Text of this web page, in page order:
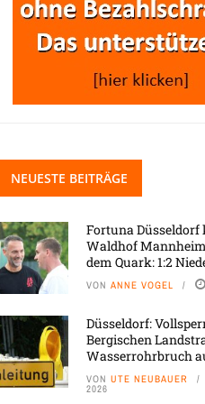
NEUESTE BEITRÄGE
Fortuna
Waldhof
dem Quark: 1:2
VON ANNE VOGEL
Düsseldorf:
Bergischen
Wasserrohrbruch
VON UTE NEUBAUER
2026